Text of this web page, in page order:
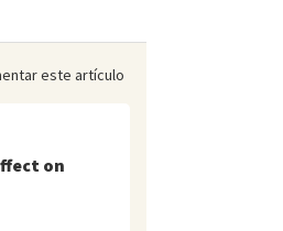
este artículo
on